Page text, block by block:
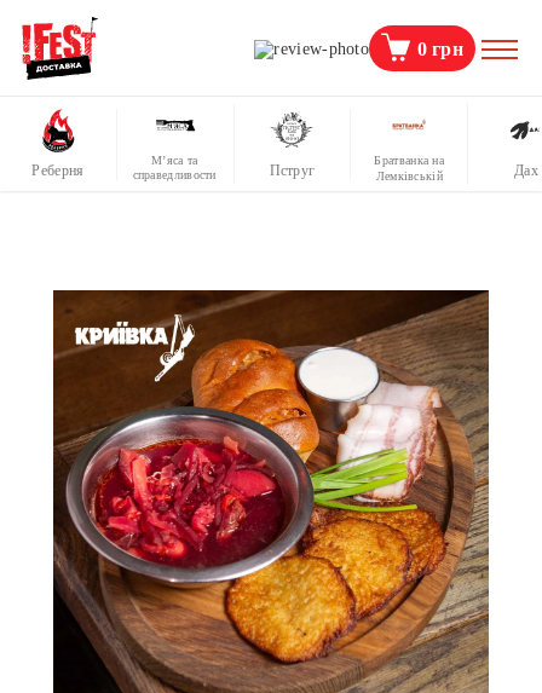
0грн
Реберня
М’яса та
справедливости
Пструг
Братванка на
Лемківській
Дах